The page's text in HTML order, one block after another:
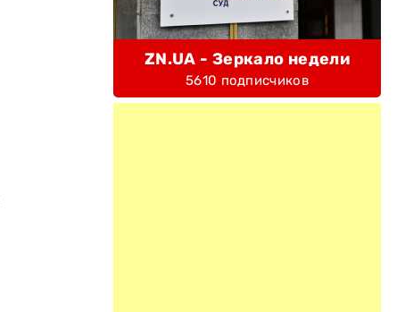
ZN.UA - Зеркало недели
5610 подписчиков